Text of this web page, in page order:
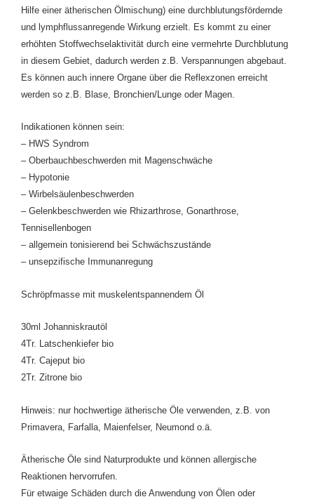
Hilfe einer ätherischen Ölmischung) eine durchblutungsfördernde
und lymphflussanregende Wirkung erzielt. Es kommt zu einer
erhöhten Stoffwechselaktivität durch eine vermehrte Durchblutung
in diesem Gebiet, dadurch werden z.B. Verspannungen abgebaut.
Es können auch innere Organe über die Reflexzonen erreicht
werden so z.B. Bl ase, Bronchien/Lunge oder Magen.
Indikationen können sein:
– HWS Syndrom
– Oberbauchbeschwerden mit Magenschwäche
– Hypotonie
– Wirbelsäulenbeschwerden
– Gelenkbeschwerden wie Rhizarthrose, Gonarthrose,
Tennisellenbogen
– allgemein tonisierend bei Schwächszustände
– unsepzifische Immunanregung
Schröpfmasse mit muskelentspannendem Öl
30ml Johanniskrautöl
4Tr. Latschenkiefer bio
4Tr. Cajeput bio
2Tr. Zitrone bio
Hinweis: nur hochwertige ätherische Öle verwenden, z.B. von
Primavera, Farfalla, Maienfelser, Neumond o.ä.
Ätherische Öle sind Naturprodukte und können allergische
Reaktionen hervorrufen.
Für etwaige Schäden durch die Anwendung von Ölen oder